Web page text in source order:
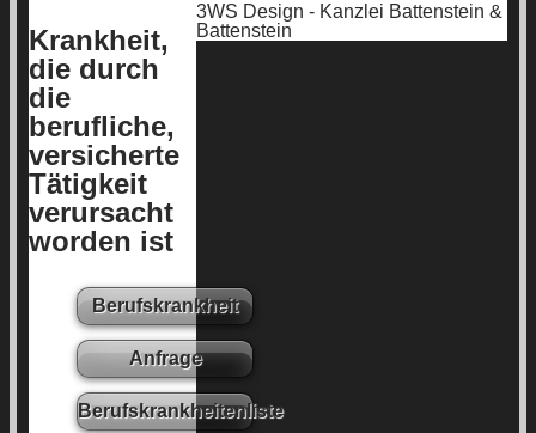
Krankheit,
die durch
die
berufliche,
versicherte
Tätigkeit
verursacht
worden ist
Berufskrankheit
Anfrage
Berufskrankheitenliste
3WS Design - Kanzlei Battenstein &
Battenstein